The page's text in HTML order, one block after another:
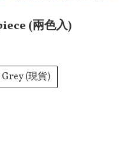
(兩色入)
(現貨)